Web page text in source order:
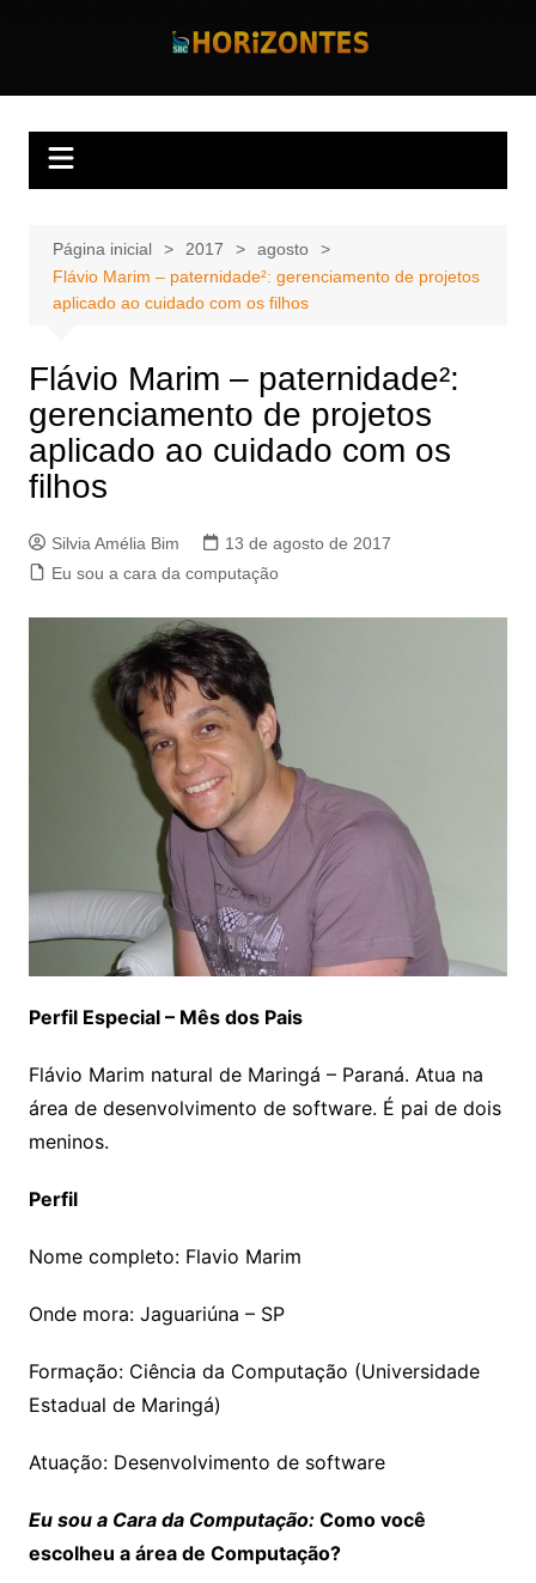
Horizontes
Página inicial 2017
agosto
Flávio Marim – paternidade²: gerenciamento de projetos
aplicado ao cuidado com os filhos
Flávio Marim – paternidade²:
gerenciamento de projetos
aplicado ao cuidado com os
filhos
Silvia Amélia Bim
13 de agosto de 2017
Eu sou a cara da computação
Perfil Especial – Mês dos Pais
Flávio Marim natural de Maringá – Paraná. Atua na
área de desenvolvimento de software. É pai de dois
meninos.
Perfil
Nome completo: Flavio Marim
Onde mora: Jaguariúna – SP
Formação: Ciência da Computação (Universidade
Estadual de Maringá)
Atuação: Desenvolvimento de software
Eu sou a Cara da Computação:Como você
escolheu a área de Computação?